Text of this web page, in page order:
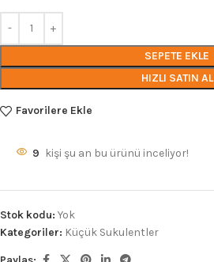
SEPETE EKLE
HIZLI SATIN AL
Favorilere Ekle
9 kişi şu an bu ürünü inceliyor!
Stok kodu: Yok
Kategoriler: Küçük Sukulentler